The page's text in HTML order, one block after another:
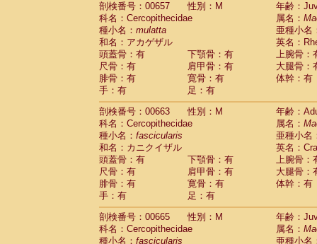
剖検番号：00657
性別：M
年齢：
科名：Cercopithecidae
属名：
種小名： mulatta
亜種小名
和名：アカゲザル
英名：
頭蓋骨：有
下顎骨：有
上腕骨：
尺骨：有
肩甲骨：有
大腿骨：
腓骨：有
寛骨：有
体幹：有
手：有
足：有
剖検番号：00663
性別：M
年齢：
科名：Cercopithecidae
属名：
種小名： fascicularis
亜種小名
和名：カニクイザル
英名：
頭蓋骨：有
下顎骨：有
上腕骨：
尺骨：有
肩甲骨：有
大腿骨：
腓骨：有
寛骨：有
体幹：有
手：有
足：有
剖検番号：00665
性別：M
年齢：
科名：Cercopithecidae
属名：
種小名： fascicularis 亜種小名